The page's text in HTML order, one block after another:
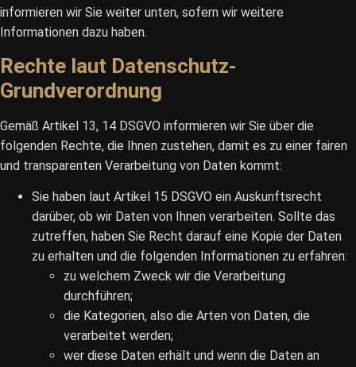
informieren wir Sie weiter unten, sofern wir weitere
Informationen dazu haben.
Rechte laut Datenschutz-
Grundverordnung
Gemäß Artikel 13, 14 DSGVO informieren wir Sie über die
folgenden Rechte, die Ihnen zustehen, damit es zu einer fairen
und transparenten Verarbeitung von Daten kommt:
Sie haben laut Artikel 15 DSGVO ein Auskunftsrecht
darüber, ob wir Daten von Ihnen verarbeiten. Sollte das
zutreffen, haben Sie Recht darauf eine Kopie der Daten
zu erhalten und die folgenden Informationen zu erfahren:
zu welchem Zweck wir die Verarbeitung
durchführen;
die Kategorien, also die Arten von Daten, die
verarbeitet werden;
wer diese Daten erhält und wenn die Daten an